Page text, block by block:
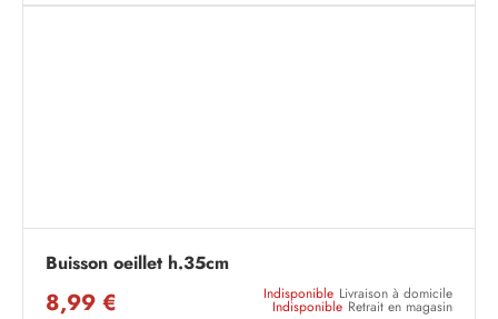
Buisson oeillet h.35cm
8,99 € Indisponible Livraison à domicile
Indisponible Retrait en magasin